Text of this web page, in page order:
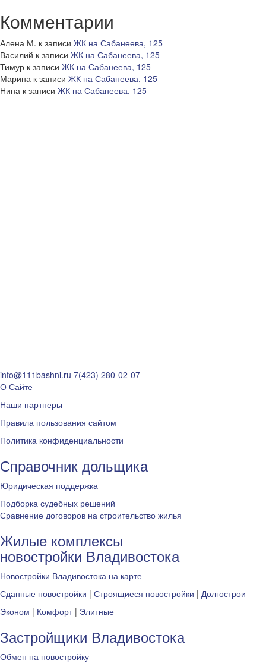
Комментарии
Алена М. к записи ЖК на Сабанеева, 125
Василий к записи ЖК на Сабанеева, 125
Тимур к записи ЖК на Сабанеева, 125
Марина к записи ЖК на Сабанеева, 125
Нина к записи ЖК на Сабанеева, 125
info@111bashni.ru 7(423) 280-02-07
О Сайте
Наши партнеры
Правила пользования сайтом
Политика конфиденциальности
Справочник дольщика
Юридическая поддержка
Подборка судебных решений
Сравнение договоров на строительство жилья
Жилые комплексы
новостройки Владивостока
Новостройки Владивостока на карте
Сданные новостройки | Строящиеся новостройки | Долгострои
Эконом | Комфорт| Элитные
Застройщики Владивостока
Обмен на новостройку